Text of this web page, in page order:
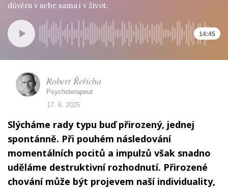
důvěru v sebe sama i v život.
14:45
Slýcháme rady typu buď přirozený, jednej
spontánně. Při pouhém následování
momentálních pocitů a impulzů však snadno
uděláme destruktivní rozhodnutí. Přirozené
chování může být projevem naší individuality,
Robert Řeřicha
Psychoterapeut
17. 6. 2025